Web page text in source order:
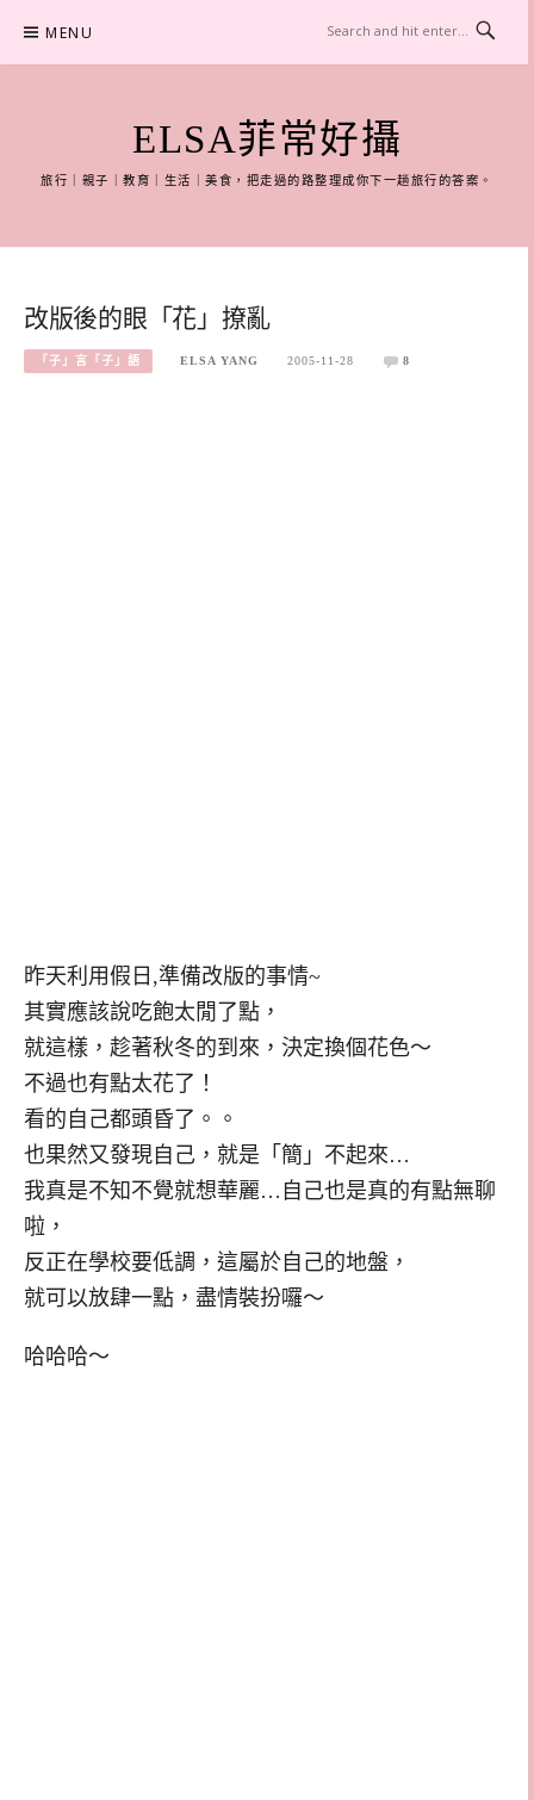
content
MENU
ELSA菲常好攝
旅行｜親子｜教育｜生活｜美食，把走過的路整理成你下一趟旅行的答案。
改版後的眼「花」撩亂
「子」言「子」語 ELSA YANG 2005-11-28 8
昨天利用假日,準備改版的事情~
其實應該說吃飽太閒了點，
就這樣，趁著秋冬的到來，決定換個花色～
不過也有點太花了！
看的自己都頭昏了。。
也果然又發現自己，就是「簡」不起來…
我真是不知不覺就想華麗…自己也是真的有點無聊
啦，
反正在學校要低調，這屬於自己的地盤，
就可以放肆一點，盡情裝扮囉～
哈哈哈～